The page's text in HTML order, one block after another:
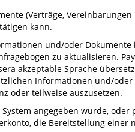
(Verträge,
kann.
und/oder
zu aktualisieren.
akzeptable Sprache
Informationen und/
oder teilweise auszusetzen.
angegeben wurde,
die Bereitstellung